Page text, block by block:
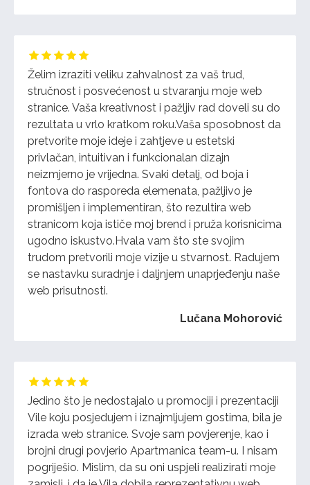
Želim izraziti veliku zahvalnost za vaš trud,
stručnost i posvećenost u stvaranju moje web
stranice. Vaša kreativnost i pažljiv rad doveli su do
rezultata u vrlo kratkom roku.Vaša sposobnost da
pretvorite moje ideje i zahtjeve u estetski
privlačan, intuitivan i funkcionalan dizajn
neizmjerno je vrijedna. Svaki detalj, od boja i
fontova do rasporeda elemenata, pažljivo je
promišljen i implementiran, što rezultira web
stranicom koja ističe moj brend i pruža korisnicima
ugodno iskustvo.Hvala vam što ste svojim
trudom pretvorili moje vizije u stvarnost. Radujem
se nastavku suradnje i daljnjem unaprjeđenju naše
web prisutnosti.
Lučana Mohorović
Jedino što je nedostajalo u promociji i prezentaciji
Vile koju posjedujem i iznajmljujem gostima, bila je
izrada web stranice. Svoje sam povjerenje, kao i
brojni drugi povjerio Apartmanica team-u. I nisam
pogriješio. Mislim, da su oni uspjeli realizirati moje